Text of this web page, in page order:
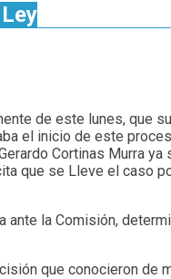
de este lunes, que
el inicio de este
Cortinas Murra
que se Lleve el caso
la Comisión,
que conocieron de